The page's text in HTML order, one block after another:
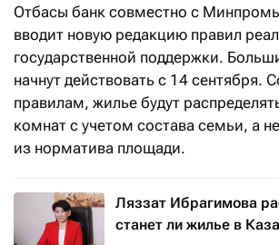
Отбасы банк совместно с
вводит новую редакцию правил
государственной поддержки.
начнут действовать с 14 сентября.
правилам, жилье будут
комнат с учетом состава семьи, а
из норматива площади.
Ляззат Ибрагимова
станет ли жилье в